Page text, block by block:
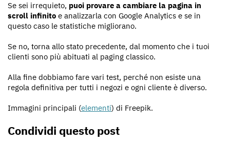
Se sei irrequieto, puoi provare a cambiare la pagina in
scroll infinito e analizzarla con Google Analytics e se in
questo caso le statistiche migliorano.
Se no, torna allo stato precedente, dal momento che i tuoi
clienti sono più abituati al paging classico.
Alla fine dobbiamo fare vari test, perché non esiste una
regola definitiva per tutti i negozi e ogni cliente è diverso.
Immagini principali (elementi) di Freepik.
Condividi questo post